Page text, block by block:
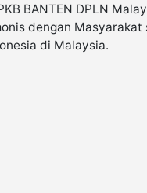
BANTEN DPLN
dengan
di Malaysia.